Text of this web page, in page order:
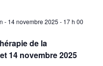
de la
14 novembre 2025
- 14 novembre 2025 - 17 h 00